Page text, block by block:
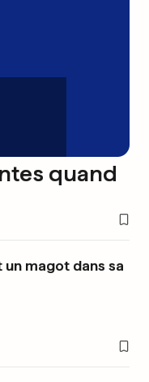
quand
un magot dans sa